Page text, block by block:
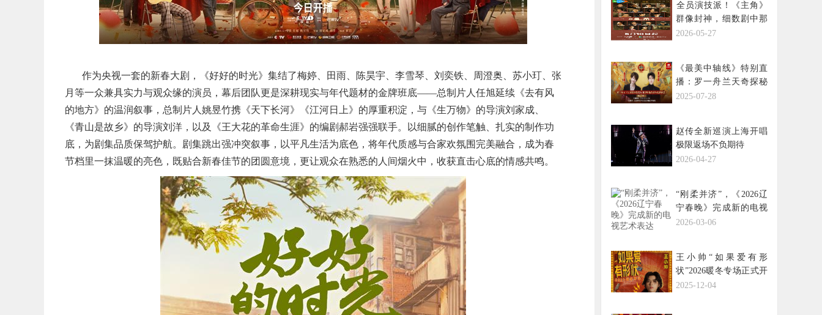
作为央视一套的新春大剧，《好好的时光》集结了梅婷、田雨、陈昊宇、李雪琴、刘奕铁、周澄奥、苏小玎、张
月等一众兼具实力与观众缘的演员，幕后团队更是深耕现实与年代题材的金牌班底——总制片人任旭延续《去有风
的地方》的温润叙事，总制片人姚昱竹携《天下长河》《江河日上》的厚重积淀，与《生万物》的导演刘家成、
《青山是故乡》的导演刘洋，以及《王大花的革命生涯》的编剧郝岩强强联手。以细腻的创作笔触、扎实的制作功
底，为剧集品质保驾护航。剧集跳出强冲突叙事，以平凡生活为底色，将年代质感与合家欢氛围完美融合，成为春
节档里一抹温暖的亮色，既贴合新春佳节的团圆意境，更让观众在熟悉的人间烟火中，收获直击心底的情感共鸣。
​全员演技派！《主角》
群像封神，细数剧中那
些亮眼演员
2026-05-27
《最美中轴线》特别直
播：罗一舟兰天奇探秘
先农坛，触摸中轴线的
2025-07-28
赵传全新巡演上海开唱
极限返场不负期待
2026-04-27
“刚柔并济”，《2026辽
宁春晚》完成新的电视
艺术表达
2026-03-06
王小帅“如果爱有形
状”2026暖冬专场正式开
票 全国巡演收官后与乐
2025-12-04